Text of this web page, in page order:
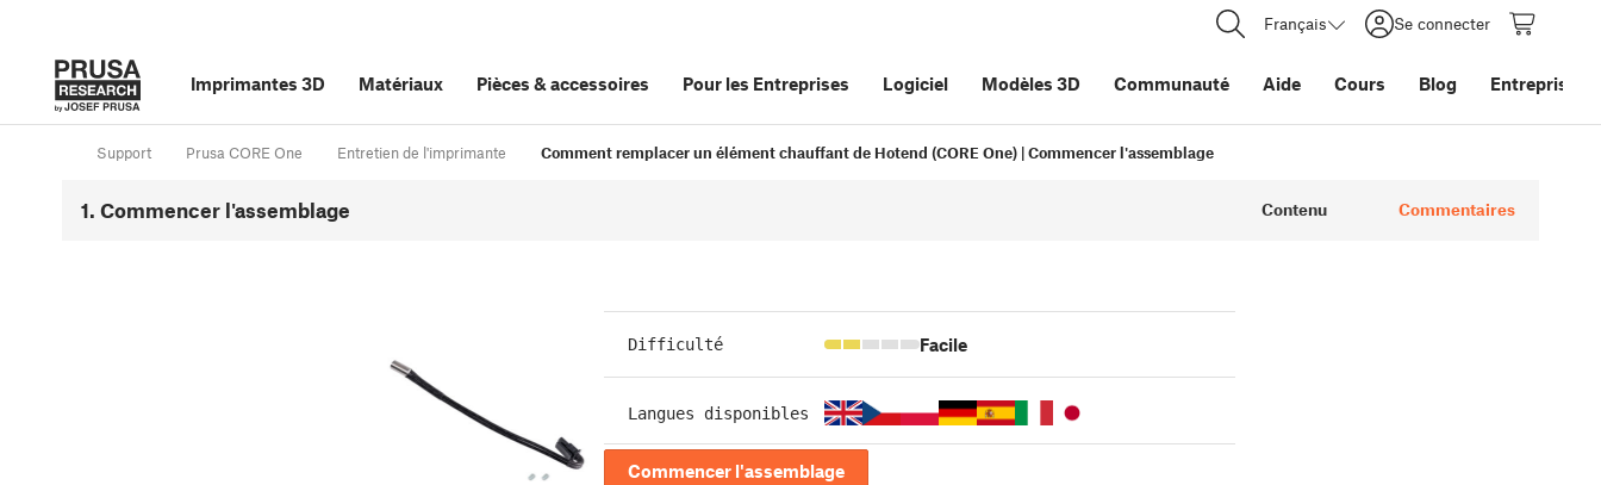
Français Se connecter
Imprimantes 3D Matériaux Pièces &accessoires Pour les Entreprises Logiciel Modèles 3D Communauté Aide Cours Blog Entreprise
Support Prusa CORE One Entretien de l'imprimante Comment remplacer un élément chauffant de Hotend (CORE One) | Commencer l'assemblage
1. Commencer l'assemblage Contenu Commentaires
Difficulté Facile
Langues disponibles
Commencer l'assemblage